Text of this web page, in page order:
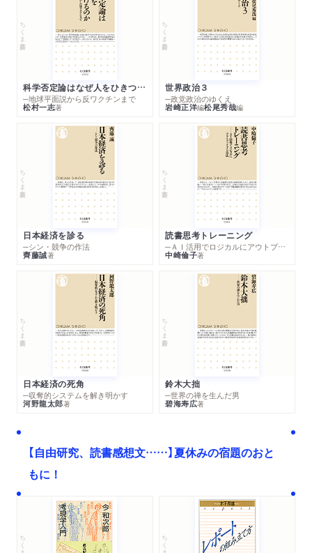
ちくま新書
科学否定論はなぜ人をひきつけるのか
─地球平面説から反ワクチンまで
松村一志著
ちくま新書
世界政治３
─政党政治のゆくえ
岩崎正洋編松尾秀哉編
ちくま新書
日本経済を診る
─シン・競争の作法
齊藤誠著
ちくま新書
読書思考トレーニング
─ＡＩ活用でロジカルにアウトプットする技法
中崎倫子著
ちくま新書
日本経済の死角
─収奪的システムを解き明かす
河野龍太郎著
ちくま新書
鈴木大拙
─世界の禅を生んだ男
碧海寿広著
【自由研究、読書感想文……】夏休みの宿題のおと
もに！
ちくま文庫 ちくま学芸文庫